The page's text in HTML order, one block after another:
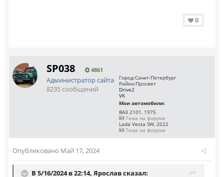
0
SP038 4861
Администратор сайта
8235 сообщений
Город:Санкт-Петербург
Район:Просвет
Drive2
VK
Мои автомобили:
ВАЗ 2101, 1975
Тема на форуме
Lada Vesta SW, 2022
Тема на форуме
Опубликовано Май 17, 2024
В 5/16/2024 в 22:14, Ярославсказал: